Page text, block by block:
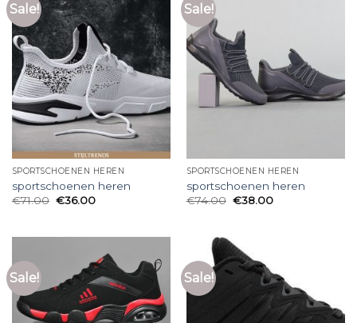
Sale!
SPORTSCHOENEN HEREN
sportschoenen heren
€71.00 €36.00
Sale!
SPORTSCHOENEN HEREN
sportschoenen heren
€74.00 €38.00
Sale! Sale!